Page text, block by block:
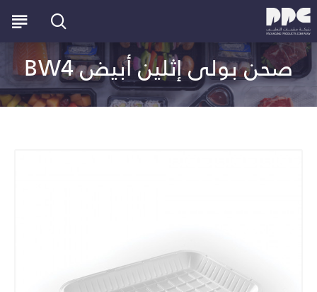
صحن بولى إثلين أبيض BW4